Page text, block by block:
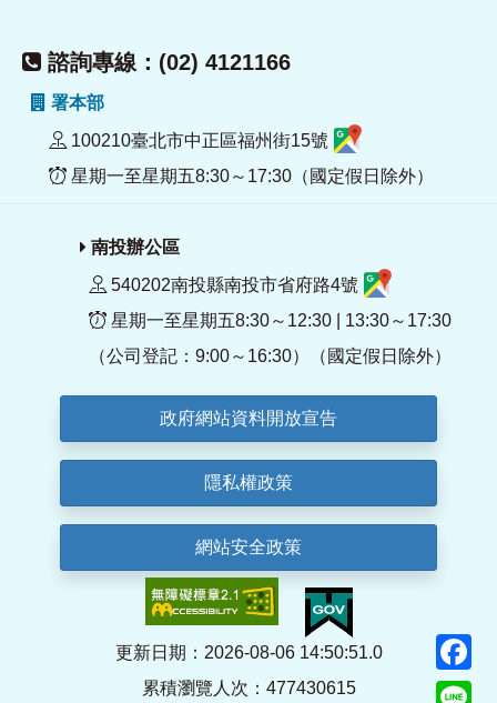
諮詢專線：(02) 4121166
署本部
100210臺北市中正區福州街15號
星期一至星期五8:30～17:30（國定假日除外）
南投辦公區
540202南投縣南投市省府路4號
星期一至星期五8:30～12:30 | 13:30～17:30
（公司登記：9:00～16:30）（國定假日除外）
政府網站資料開放宣告
隱私權政策
網站安全政策
更新日期：2026-08-06 14:50:51.0
累積瀏覽人次：477430615